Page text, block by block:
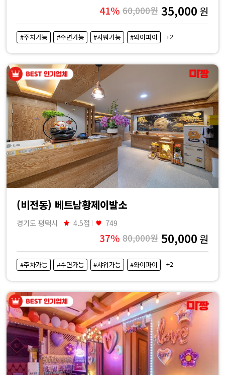
41% 60,000원 35,000 원
#주차가능 #수면가능 #샤워가능 #와이파이 +2
(비전동) 베트남황제이발소
경기도 평택시 4.5점 749
37% 80,000원 50,000 원
#주차가능 #수면가능 #샤워가능 #와이파이 +2